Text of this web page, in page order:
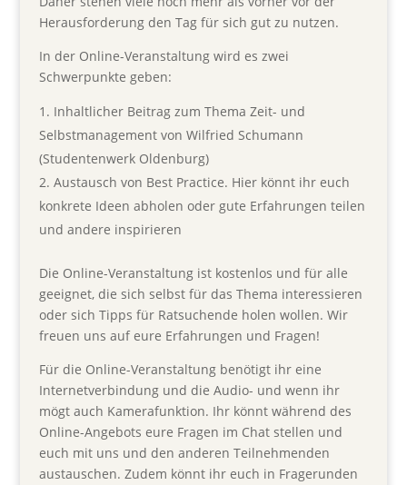
Herausforderung den Tag für sich gut zu nutzen.
In der Online-Veranstaltung wird es zwei
Schwerpunkte geben:
Inhaltlicher Beitrag zum Thema Zeit- und
Selbstmanagement von Wilfried Schumann
(Studentenwerk Oldenburg)
Austausch von Best Practice. Hier könnt ihr euch
konkrete Ideen abholen oder gute Erfahrungen teilen
und andere inspirieren
Die Online-Veranstaltung ist kostenlos und für alle
geeignet, die sich selbst für das Thema interessieren
oder sich Tipps für Ratsuchende holen wollen. Wir
freuen uns auf eure Erfahrungen und Fragen!
Für die Online-Veranstaltung benötigt ihr eine
Internetverbindung und die Audio- und wenn ihr
mögt auch Kamerafunktion. Ihr könnt während des
Online-Angebots eure Fragen im Chat stellen und
euch mit uns und den anderen Teilnehmenden
austauschen. Zudem könnt ihr euch in Fragerunden